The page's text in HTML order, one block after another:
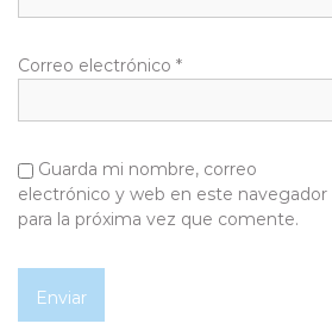
Correo electrónico *
Guarda mi nombre, correo
electrónico y web en este navegador
para la próxima vez que comente.